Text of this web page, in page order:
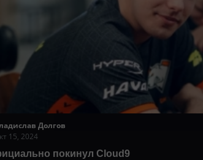
Долгов
15, 2024
покинул Cloud9